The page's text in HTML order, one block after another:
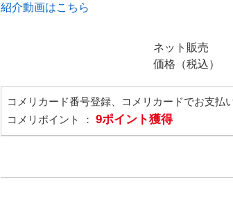
紹介動画はこちら
ネット販売
価格（税込）
コメリカード番号登録、コメリカードでお支払
コメリポイント ： 9ポイント獲得